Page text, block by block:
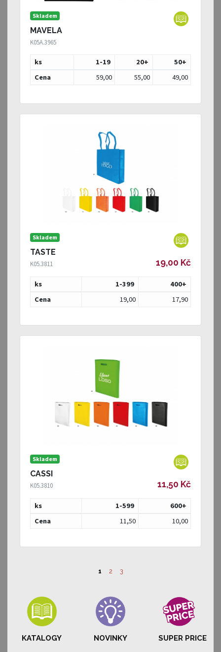
Skladem
MAVELA
K05A.3965
ks 1-19 20+ 50+
Cena
59,00 55,00 49,00
Skladem
TASTE
K05.3811 19,00 Kč
ks 1-399 400+
Cena
19,00 17,90
Skladem
CASSI
K05.3810 11,50 Kč
ks 1-599 600+
Cena
11,50 10,00
1 2 3
KATALOGY NOVINKY SUPER PRICE